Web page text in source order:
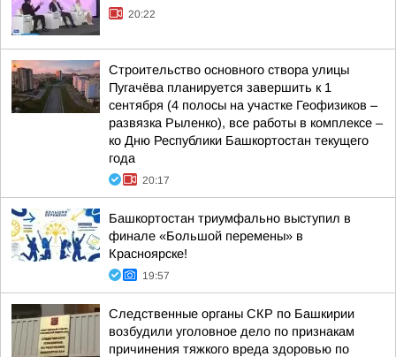
20:22
Строительство основного створа улицы
Пугачёва планируется завершить к 1
сентября (4 полосы на участке Геофизиков –
развязка Рыленко), все работы в комплексе –
ко Дню Республики Башкортостан текущего
года
20:17
Башкортостан триумфально выступил в
финале «Большой перемены» в
Красноярске!
19:57
Следственные органы СКР по Башкирии
возбудили уголовное дело по признакам
причинения тяжкого вреда здоровью по